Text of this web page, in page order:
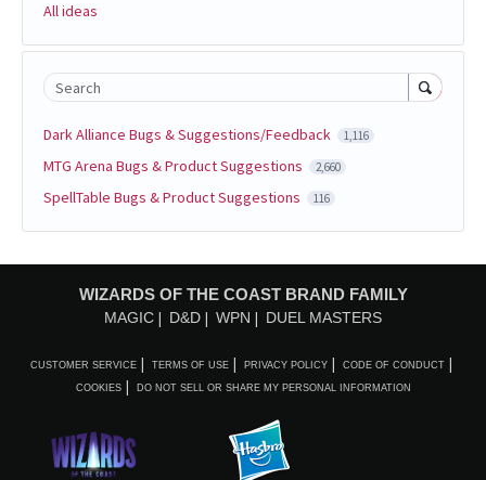
All ideas
Search
Dark Alliance Bugs & Suggestions/Feedback 1,116
MTG Arena Bugs & Product Suggestions 2,660
SpellTable Bugs & Product Suggestions 116
WIZARDS OF THE COAST BRAND FAMILY
MAGIC D&D WPN DUEL MASTERS
CUSTOMER SERVICE TERMS OF USE PRIVACY POLICY CODE OF CONDUCT
COOKIES DO NOT SELL OR SHARE MY PERSONAL INFORMATION